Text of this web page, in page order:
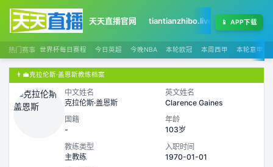
天天直播官网 tiantianzhibo.live 天天足球赛程
📱 APP下载
热门赛事 世界杯每日赛程 今日英超 今晚NBA 本轮欧冠 本周西甲 本轮意甲
👨‍💼克拉伦斯·盖恩斯教练档案
中文姓名
克拉伦斯·盖恩斯
英文姓名
Clarence Gaines
国籍
-
年龄
103岁
教练类型
主教练
入职时间
1970-01-01